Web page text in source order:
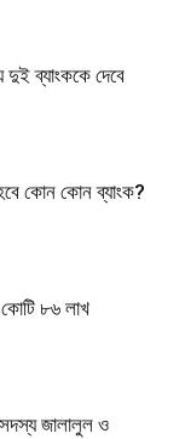
দুই ব্যাংককে দেবে
কোন কোন ব্যাংক?
কোটি ৮৬ লাখ
সদস্য জালালুল ও